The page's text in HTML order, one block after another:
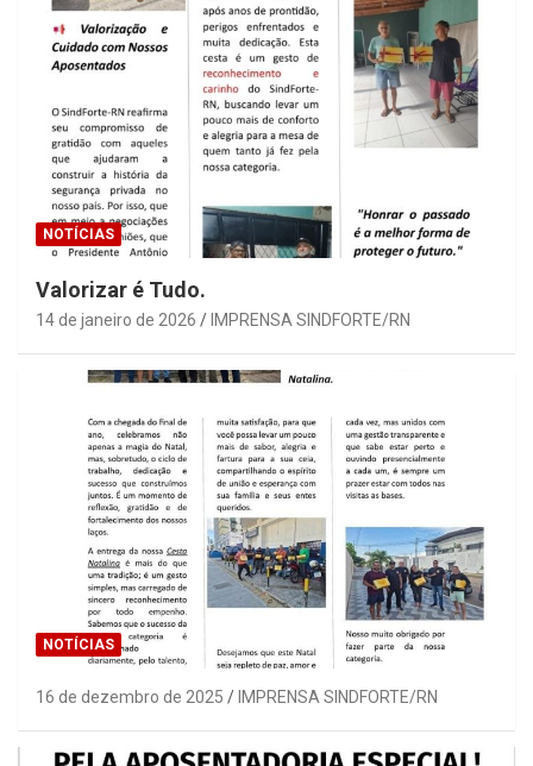
NOTÍCIAS
Valorizar é Tudo.
14 de janeiro de 2026 IMPRENSA SINDFORTE/RN
NOTÍCIAS
16 de dezembro de 2025 IMPRENSA SINDFORTE/RN